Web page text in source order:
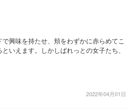
興味を持たせ、頬をわずかに赤らめてこ
いえます。しかしぱれっとの女子たち、
2022年04月01日